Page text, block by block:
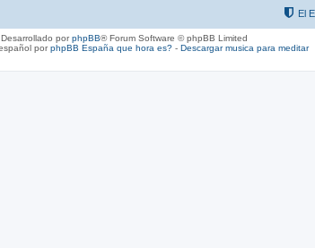
El
Desarrollado porphpBB® Forum Software © phpBB Limited
porphpBB España que hora es?- Descargar musica para meditar